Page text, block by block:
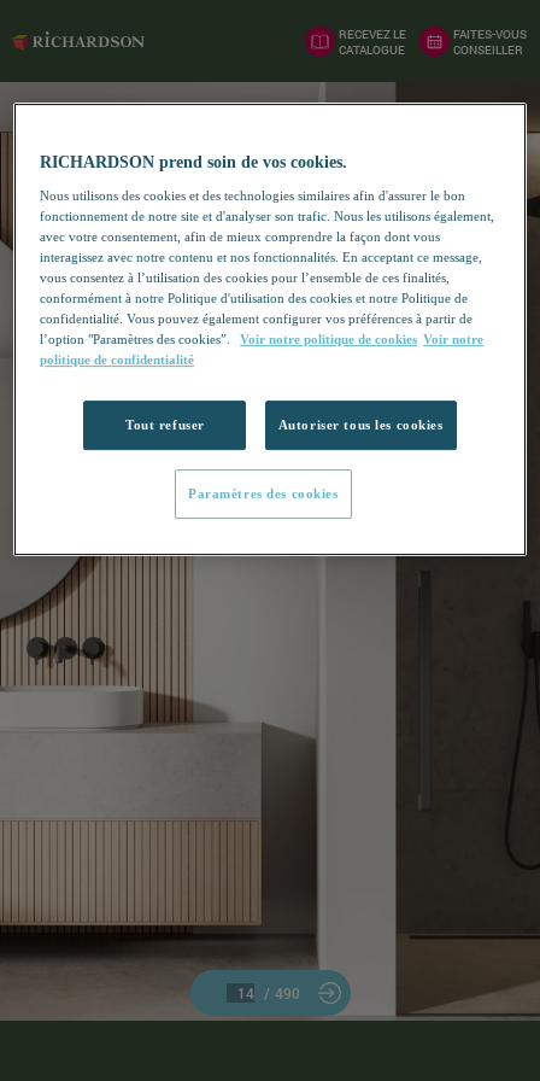
RECEVEZ LE
CATALOGUE
FAITES-VOUS
CONSEILLER
/ 490
RICHARDSON prend soin de vos cookies.
Nous utilisons des cookies et des technologies similaires afin d'assurer le bon
fonctionnement de notre site et d'analyser son trafic. Nous les utilisons également,
avec votre consentement, afin de mieux comprendre la façon dont vous
interagissez avec notre contenu et nos fonctionnalités. En acceptant ce message,
vous consentez à l’utilisation des cookies pour l’ensemble de ces finalités,
conformément à notre Politique d'utilisation des cookies et notre Politique de
confidentialité. Vous pouvez également configurer vos préférences à partir de
l’option "Paramètres des cookies”.
Voir notre politique de cookies Voir notre
politique de confidentialité
Tout refuser Autoriser tous les cookies
Paramètres des cookies